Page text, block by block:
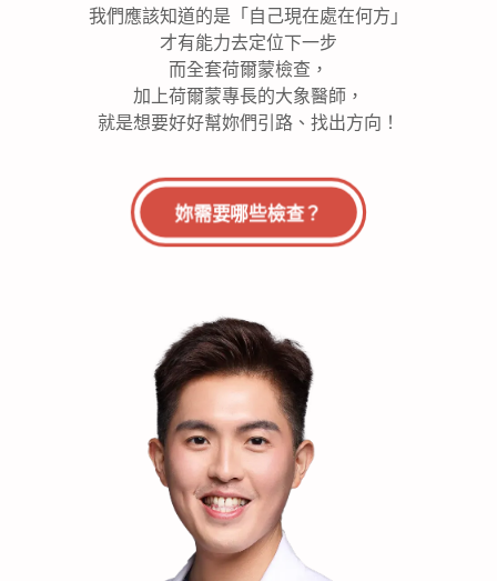
我們應該知道的是「自己現在處在何方」
才有能力去定位下一步
而全套荷爾蒙檢查，
加上荷爾蒙專長的大象醫師，
就是想要好好幫妳們引路、找出方向！
妳需要哪些檢查？